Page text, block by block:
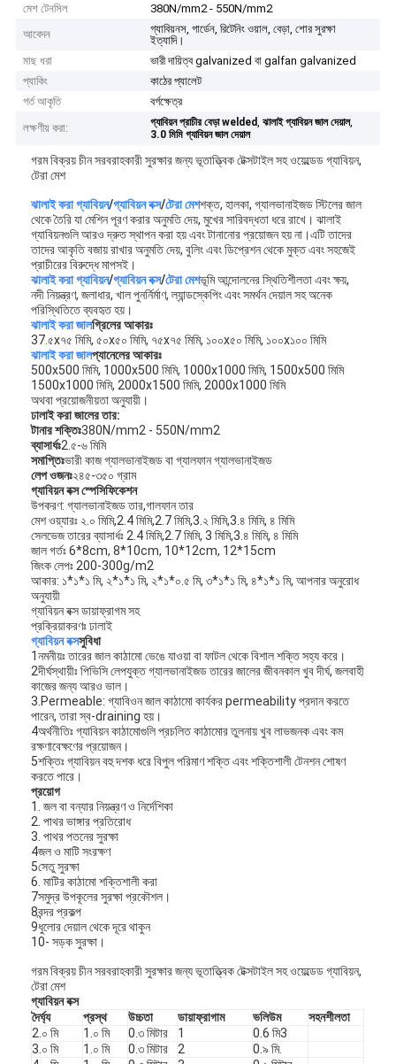
বাড়ি
পণ্য
আমাদের সম্পর্কে
মেশ টেনসিল
380N/mm2 - 550N/mm2
আবেদন
গ্যাবিয়নস, গার্ডেন, রিটেনিং ওয়াল, বেড়া, শোর সুরক্ষা
ইত্যাদি।
মাছ ধরা
ভারী দায়িত্ব galvanized বা galfan galvanized
প্যাকিং
কাঠের প্যালেট
গর্ত আকৃতি
বর্গক্ষেত্র
লক্ষণীয় করা:
গ্যাবিয়ন প্রাচীর বেড়া welded,ঝালাই গ্যাবিয়ন জাল দেয়াল,
3.0 মিমি গ্যাবিয়ন জাল দেয়াল
গরম বিক্রয় চীন সরবরাহকারী সুরক্ষার জন্য ভূতাত্ত্বিক টেক্সটাইল সহ ওয়েল্ডেড গ্যাবিয়ন,
টেরা মেশ
ঝালাই করা গ্যাবিয়ন/গ্যাবিয়ন বক্স/টেরা মেশশক্ত, হালকা, গ্যালভানাইজড স্টিলের জাল
থেকে তৈরি যা মেশিন পূরণ করার অনুমতি দেয়, মুখের সারিবদ্ধতা ধরে রাখে। ঝালাই
গ্যাবিয়নগুলি আরও দ্রুত স্থাপন করা হয় এবং টানানোর প্রয়োজন হয় না।এটি তাদের
তাদের আকৃতি বজায় রাখার অনুমতি দেয়, বুলিং এবং ডিপ্রেশন থেকে মুক্ত এবং সহজেই
প্রাচীরের বিরুদ্ধে মাপসই।
ঝালাই করা গ্যাবিয়ন/গ্যাবিয়ন বক্স/টেরা মেশভূমি আন্দোলনের স্থিতিশীলতা এবং ক্ষয়,
নদী নিয়ন্ত্রণ, জলাধার, খাল পুনর্নির্মাণ, ল্যান্ডস্কেপিং এবং সমর্থন দেয়াল সহ অনেক
পরিস্থিতিতে ব্যবহৃত হয়।
ঝালাই করা জালগ্রিলের আকারঃ
37.৫x৭৫ মিমি, ৫০x৫০ মিমি, ৭৫x৭৫ মিমি, ১০০x৫০ মিমি, ১০০x১০০ মিমি
ঝালাই করা জালপ্যানেলের আকারঃ
500x500 মিমি, 1000x500 মিমি, 1000x1000 মিমি, 1500x500 মিমি
1500x1000 মিমি, 2000x1500 মিমি, 2000x1000 মিমি
অথবা প্রয়োজনীয়তা অনুযায়ী।
ঢালাই করা জালের তার:
টানার শক্তিঃ380N/mm2 - 550N/mm2
ব্যাসার্ধঃ2.৫-৬ মিমি
সমাপ্তিঃভারী কাজ গ্যালভানাইজড বা গ্যালফান গ্যালভানাইজড
লেপ ওজনঃ২৪৫-৩৫০ গ্রাম
গ্যাবিয়ন বক্স স্পেসিফিকেশন
উপকরণ: গ্যালভানাইজড তার,গালফান তার
মেশ ওয়্যারঃ ২.০ মিমি,2.4 মিমি,2.7 মিমি,3.২ মিমি,3.৪ মিমি, ৪ মিমি
সেলভেজ তারের ব্যাসার্ধঃ 2.4 মিমি,2.7 মিমি, 3 মিমি,3.৪ মিমি, ৪ মিমি
জাল গর্তঃ 6*8cm, 8*10cm, 10*12cm, 12*15cm
জিংক লেপঃ 200-300g/m2
আকার: ১*১*১ মি, ২*১*১ মি, ২*১*০.৫ মি, ৩*১*১ মি, ৪*১*১ মি, আপনার অনুরোধ
অনুযায়ী
গ্যাবিয়ন বক্স ডায়াফ্রাগম সহ
প্রক্রিয়াকরণঃ ঢালাই
গ্যাবিয়ন বক্সসুবিধা
1নমনীয়ঃ তারের জাল কাঠামো ভেঙে যাওয়া বা ফাটল থেকে বিশাল শক্তি সহ্য করে।
2দীর্ঘস্থায়ীঃ পিভিসি লেপযুক্ত গ্যালভানাইজড তারের জালের জীবনকাল খুব দীর্ঘ, জলবাহী
কাজের জন্য আরও ভাল।
3.Permeable: গ্যাবিওন জাল কাঠামো কার্যকর permeability প্রদান করতে
পারেন, তারা স্ব-draining হয়।
4অর্থনীতিঃ গ্যাবিয়ন কাঠামোগুলি প্রচলিত কাঠামোর তুলনায় খুব লাভজনক এবং কম
রক্ষণাবেক্ষণের প্রয়োজন।
5শক্তিঃ গ্যাবিয়ন বহু দশক ধরে বিপুল পরিমাণ শক্তি এবং শক্তিশালী টেনশন শোষণ
করতে পারে।
প্রয়োগ
1. জল বা বন্যার নিয়ন্ত্রণ ও নির্দেশিকা
2. পাথর ভাঙ্গার প্রতিরোধ
3. পাথর পতনের সুরক্ষা
4জল ও মাটি সংরক্ষণ
5সেতু সুরক্ষা
6. মাটির কাঠামো শক্তিশালী করা
7সমুদ্র উপকূলের সুরক্ষা প্রকৌশল।
8বন্দর প্রকল্প
9ধুলোর দেয়াল থেকে দূরে থাকুন
10- সড়ক সুরক্ষা।
গরম বিক্রয় চীন সরবরাহকারী সুরক্ষার জন্য ভূতাত্ত্বিক টেক্সটাইল সহ ওয়েল্ডেড গ্যাবিয়ন,
টেরা মেশ
গ্যাবিয়ন বক্স
দৈর্ঘ্য
প্রস্থ উচ্চতা ডায়াফ্রাগাম ভলিউম
সহনশীলতা
2.০ মি
1.০ মি 0.৩ মিটার 1
0.6 মি3
3.০ মি
1.০ মি 0.৩ মিটার 2
0.৯ মি.